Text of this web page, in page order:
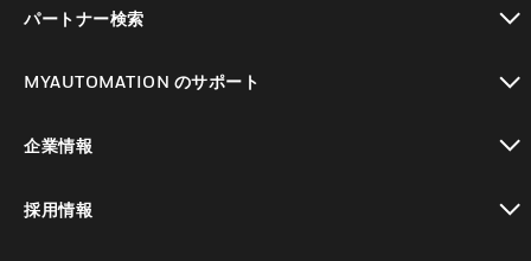
パートナー検索
MYAUTOMATION のサポート
企業情報
採用情報